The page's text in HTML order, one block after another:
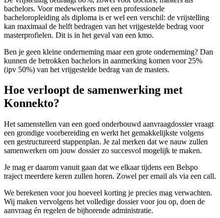
bachelors. Voor medewerkers met een professionele
bacheloropleiding als diploma is er wel een verschil: de vrijstelling
kan maximaal de helft bedragen van het vrijgestelde bedrag voor
masterprofielen. Dit is in het geval van een kmo.
Ben je geen kleine onderneming maar een grote onderneming? Dan
kunnen de betrokken bachelors in aanmerking komen voor 25%
(ipv 50%) van het vrijgestelde bedrag van de masters.
Hoe verloopt de samenwerking met
Konnekto?
Het samenstellen van een goed onderbouwd aanvraagdossier vraagt
een grondige voorbereiding en werkt het gemakkelijkste volgens
een gestructureerd stappenplan. Je zal merken dat we nauw zullen
samenwerken om jouw dossier zo succesvol mogelijk te maken.
Je mag er daarom vanuit gaan dat we elkaar tijdens een Belspo
traject meerdere keren zullen horen. Zowel per email als via een call.
We berekenen voor jou hoeveel korting je precies mag verwachten.
Wij maken vervolgens het volledige dossier voor jou op, doen de
aanvraag én regelen de bijhorende administratie.